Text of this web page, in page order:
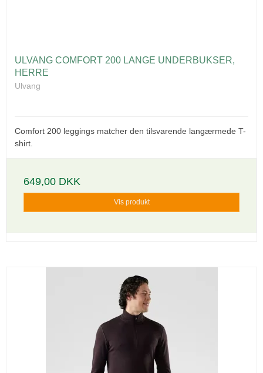
ULVANG COMFORT 200 LANGE UNDERBUKSER,
HERRE
Ulvang
Comfort 200 leggings matcher den tilsvarende langærmede T-
shirt.
649,00 DKK
Vis produkt